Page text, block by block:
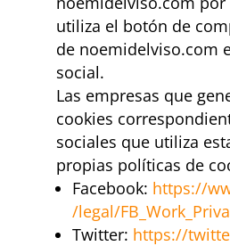
utiliza el botón de
de noemidelviso.com
social.
Las empresas que
cookies
sociales que utiliza
propias políticas de
Facebook: https://
/legal/
Twitter: https://